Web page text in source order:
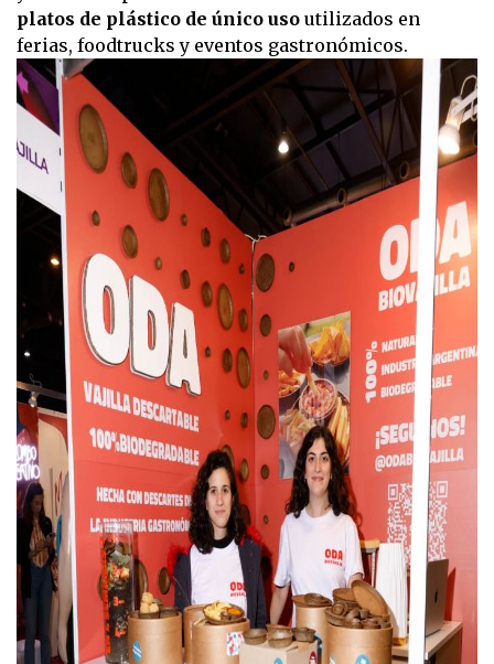
platos de plástico de único uso utilizados en
ferias, foodtrucks y eventos gastronómicos.